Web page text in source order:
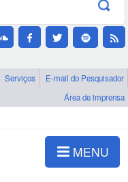
Serviços
E-mail do Pesquisador
Área de imprensa
MENU